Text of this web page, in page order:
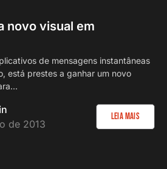
novo visual em
de mensagens instantâneas
está prestes a ganhar um novo
de 2013
Leia Mais